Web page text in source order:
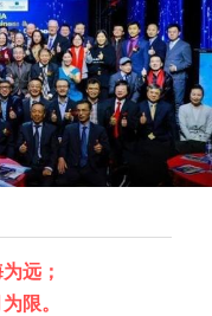
远；
限。